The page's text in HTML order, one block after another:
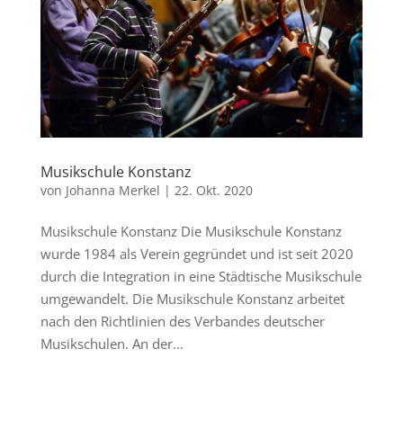
Musikschule Konstanz
von Johanna Merkel | 22. Okt. 2020
Musikschule Konstanz Die Musikschule Konstanz
wurde 1984 als Verein gegründet und ist seit 2020
durch die Integration in eine Städtische Musikschule
umgewandelt. Die Musikschule Konstanz arbeitet
nach den Richtlinien des Verbandes deutscher
Musikschulen. An der...